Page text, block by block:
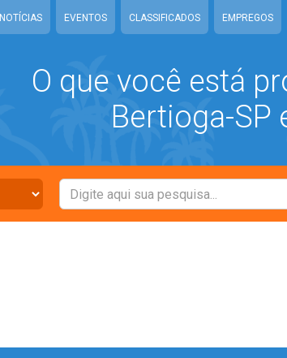
NOTÍCIAS EVENTOS CLASSIFICADOS EMPREGOS
O que você está
Bertioga-SP